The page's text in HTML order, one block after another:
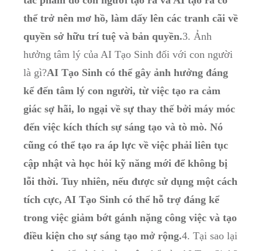
thể trở nên mơ hồ, làm dấy lên các tranh cãi về
quyền sở hữu trí tuệ và bản quyền.3. Ảnh
hưởng tâm lý của AI Tạo Sinh đối với con người
là gì?AI Tạo Sinh có thể gây ảnh hưởng đáng
kể đến tâm lý con người, từ việc tạo ra cảm
giác sợ hãi, lo ngại về sự thay thế bởi máy móc
đến việc kích thích sự sáng tạo và tò mò. Nó
cũng có thể tạo ra áp lực về việc phải liên tục
cập nhật và học hỏi kỹ năng mới để không bị
lỗi thời. Tuy nhiên, nếu được sử dụng một cách
tích cực, AI Tạo Sinh có thể hỗ trợ đáng kể
trong việc giảm bớt gánh nặng công việc và tạo
điều kiện cho sự sáng tạo mở rộng.4. Tại sao lại